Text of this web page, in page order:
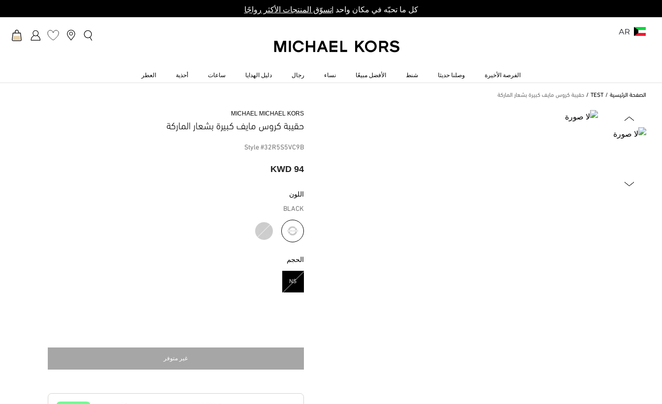
كل ما تحبّه في مكان واحد |تسوّق المنتجات الأكثر رواجًا
AR
الفرصة الأخيرة وصلنا حديثا شنط الأفضل مبيعًا نساء رجال دليل الهدايا ساعات أحذية العطر
الصفحة الرئيسية TEST حقيبة كروس مايف كبيرة بشعار الماركة
MICHAEL MICHAEL KORS
حقيبة كروس مايف كبيرة بشعار الماركة
Style #32R5S5VC9B
94 KWD
اللون
BLACK
مختار
الحجم
NS
مختار
غير متوفر